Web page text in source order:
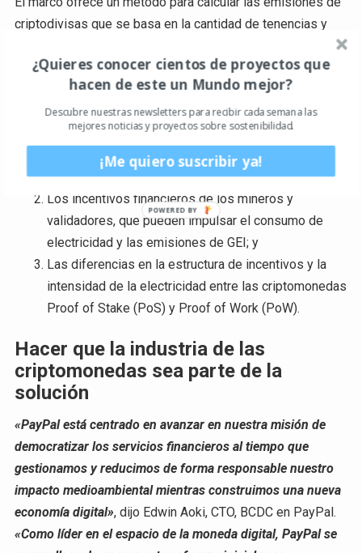
criptodivisas que se basa en la cantidad de tenencias y
denominado método de asignación híbrido. Este método
tiene en cuenta tres consideraciones clave que son
exclusivas del sector de las criptomonedas:
La naturaleza dinámica y descentralizada de las
cadenas de valor de las criptomonedas;
Los incentivos financieros de los mineros y
validadores, que pueden impulsar el consumo de
electricidad y las emisiones de GEI; y
Las diferencias en la estructura de incentivos y la
intensidad de la electricidad entre las criptomonedas
Proof of Stake (PoS) y Proof of Work (PoW).
Hacer que la industria de las
criptomonedas sea parte de la
solución
«PayPal está centrado en avanzar en nuestra misión de
democratizar los servicios financieros al tiempo que
gestionamos y reducimos de forma responsable nuestro
impacto medioambiental mientras construimos una nueva
economía digital», dijo Edwin Aoki, CTO, BCDC en PayPal.
«Como líder en el espacio de la moneda digital, PayPal se
¿Quieres conocer cientos de proyectos que
hacen de este un Mundo mejor?
Descubre nuestras newsletters para recibir cada semana las
mejores noticias y proyectos sobre sostenibilidad.
¡Me quiero suscribir ya!